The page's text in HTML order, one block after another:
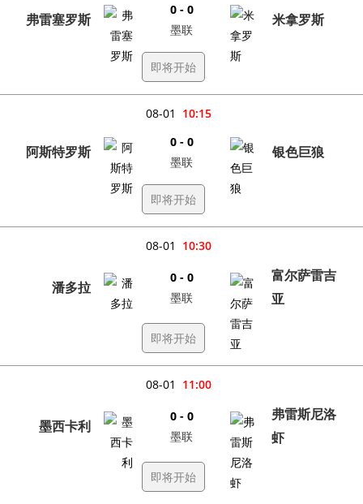
弗雷塞罗斯
0 - 0
墨联
米拿罗斯
即将开始
10:15
08-01
阿斯特罗斯
0 - 0
墨联
银色巨狼
即将开始
10:30
08-01
潘多拉
0 - 0
墨联
富尔萨雷吉
亚
即将开始
11:00
08-01
墨西卡利
0 - 0
墨联
弗雷斯尼洛
虾
即将开始